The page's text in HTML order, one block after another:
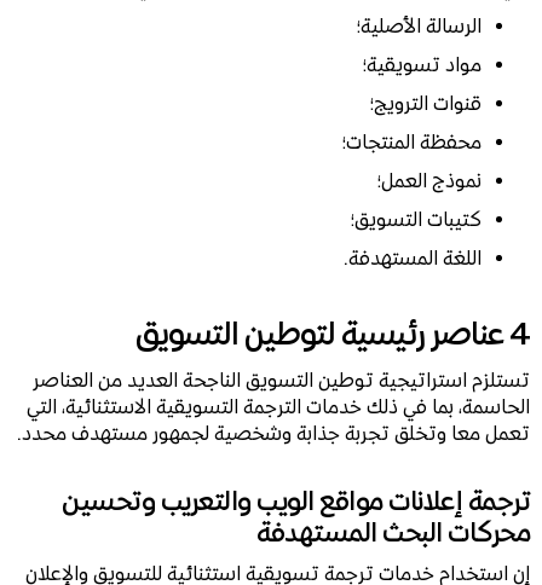
الرسالة الأصلية؛
مواد تسويقية؛
قنوات الترويج؛
محفظة المنتجات؛
نموذج العمل؛
كتيبات التسويق؛
اللغة المستهدفة.
4 عناصر رئيسية لتوطين التسويق
تستلزم استراتيجية توطين التسويق الناجحة العديد من العناصر
الحاسمة، بما في ذلك خدمات الترجمة التسويقية الاستثنائية، التي
تعمل معا وتخلق تجربة جذابة وشخصية لجمهور مستهدف محدد.
ترجمة إعلانات مواقع الويب والتعريب وتحسين
محركات البحث المستهدفة
إن استخدام خدمات ترجمة تسويقية استثنائية للتسويق والإعلان